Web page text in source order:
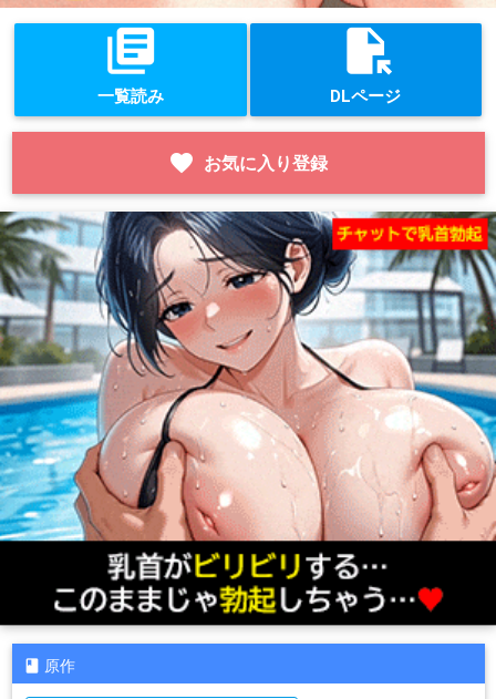
library_books
一覧読み
file_open
DLページ
favorite お気に入り登録
原作